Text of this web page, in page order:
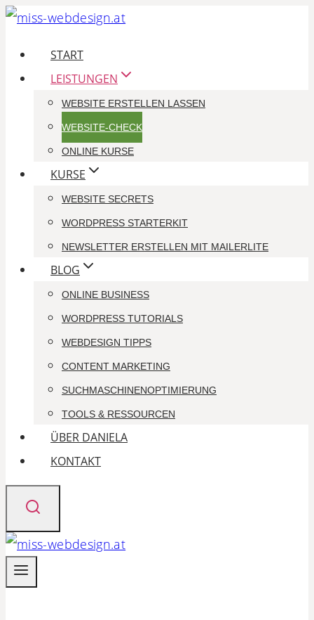
Zum
springen
START
LEISTUNGEN
WEBSITE ERSTELLEN LASSEN
WEBSITE-CHECK
ONLINE KURSE
KURSE
WEBSITE SECRETS
WORDPRESS STARTERKIT
NEWSLETTER ERSTELLEN MIT MAILERLITE
BLOG
ONLINE BUSINESS
WORDPRESS TUTORIALS
WEBDESIGN TIPPS
CONTENT MARKETING
SUCHMASCHINEN­OPTIMIERUNG
TOOLS & RESSOURCEN
ÜBER DANIELA
KONTAKT